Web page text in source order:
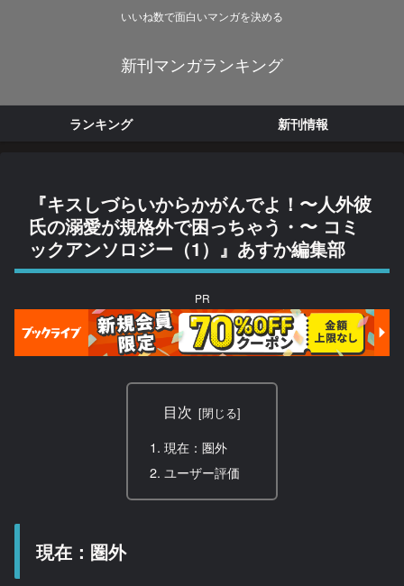
いいね数で面白いマンガを決める
新刊マンガランキング
ランキング 新刊情報
『キスしづらいからかがんでよ！〜人外彼
氏の溺愛が規格外で困っちゃう・〜 コミ
ックアンソロジー（1）』あすか編集部
PR
目次
現在：圏外
ユーザー評価
現在：圏外